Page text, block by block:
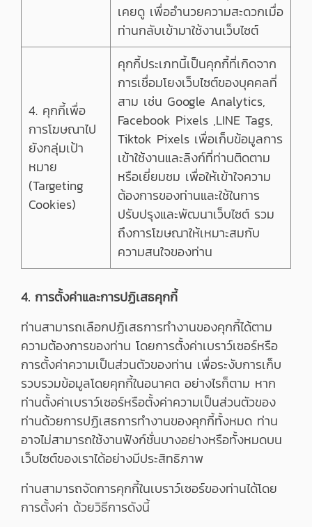
เคยดู เพื่ออำนวยความสะดวกเมื่อ
ท่านกลับเข้ามาใช้งานเว็บไซต์
4. คุกกี้เพื่อ
การโฆษณาไป
ยังกลุ่มเป้า
หมาย
(Targeting
Cookies)
คุกกี้ประเภทนี้เป็นคุกกี้ที่เกิดจาก
การเชื่อมโยงเว็บไซต์ของบุคคลที่
สาม เช่น Google Analytics,
Facebook Pixels ,LINE Tags,
Tiktok Pixels เพื่อเก็บข้อมูลการ
เข้าใช้งานและลิงก์ที่ท่านติดตาม
หรือเยี่ยมชม เพื่อให้เข้าใจความ
ต้องการของท่านและใช้ในการ
ปรับปรุงและพัฒนาเว็บไซต์ รวม
ถึงการโฆษณาให้เหมาะสมกับ
ความสนใจของท่าน
4. การตั้งค่าและการปฏิเสธคุกกี้
ท่านสามารถเลือกปฏิเสธการทำงานของคุกกี้ได้ตาม
ความต้องการของท่าน โดยการตั้งค่าเบราว์เซอร์หรือ
การตั้งค่าความเป็นส่วนตัวของท่าน เพื่อระงับการเก็บ
รวบรวมข้อมูลโดยคุกกี้ในอนาคต อย่างไรก็ตาม หาก
ท่านตั้งค่าเบราว์เซอร์หรือตั้งค่าความเป็นส่วนตัวของ
ท่านด้วยการปฏิเสธการทำงานของคุกกี้ทั้งหมด ท่าน
อาจไม่สามารถใช้งานฟังก์ชั่นบางอย่างหรือทั้งหมดบน
เว็บไซต์ของเราได้อย่างมีประสิทธิภาพ
ท่านสามารถจัดการคุกกี้ในเบราว์เซอร์ของท่านได้โดย
การตั้งค่า ด้วยวิธีการดังนี้